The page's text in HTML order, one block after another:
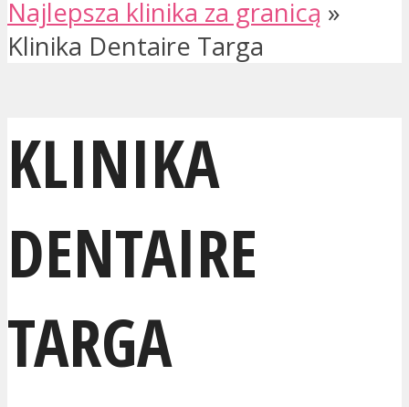
Najlepsza klinika za granicą »
Klinika Dentaire Targa
KLINIKA
DENTAIRE
TARGA